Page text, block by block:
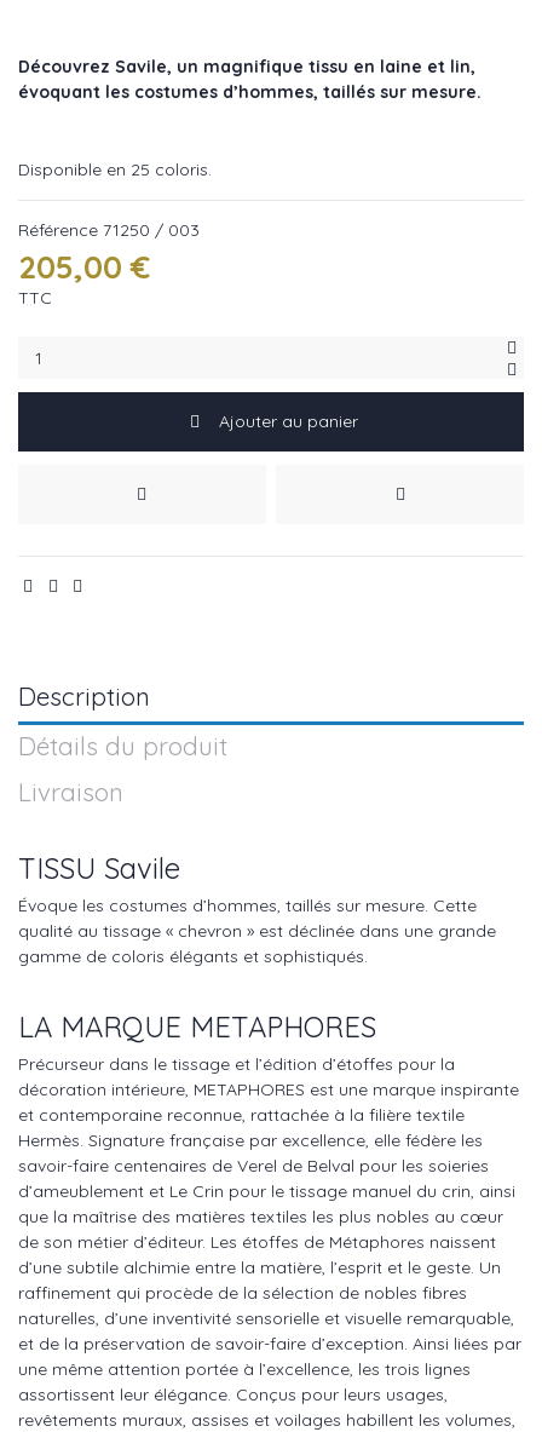
Découvrez Savile, un magnifique tissu en laine et lin,
évoquant les costumes d’hommes, taillés sur mesure.
Disponible en 25 coloris.
Référence 71250 / 003
205,00 €
TTC
Ajouter au panier
Description
Détails du produit
Livraison
TISSU Savile
Évoque les costumes d’hommes, taillés sur mesure. Cette
qualité au tissage « chevron » est déclinée dans une grande
gamme de coloris élégants et sophistiqués.
LA MARQUE METAPHORES
Précurseur dans le tissage et l’édition d’étoffes pour la
décoration intérieure, METAPHORES est une marque inspirante
et contemporaine reconnue, rattachée à la filière textile
Hermès. Signature française par excellence, elle fédère les
savoir-faire centenaires de Verel de Belval pour les soieries
d’ameublement et Le Crin pour le tissage manuel du crin, ainsi
que la maîtrise des matières textiles les plus nobles au cœur
de son métier d’éditeur. Les étoffes de Métaphores naissent
d’une subtile alchimie entre la matière, l’esprit et le geste. Un
raffinement qui procède de la sélection de nobles fibres
naturelles, d’une inventivité sensorielle et visuelle remarquable,
et de la préservation de savoir-faire d’exception. Ainsi liées par
une même attention portée à l’excellence, les trois lignes
assortissent leur élégance. Conçus pour leurs usages,
revêtements muraux, assises et voilages habillent les volumes,